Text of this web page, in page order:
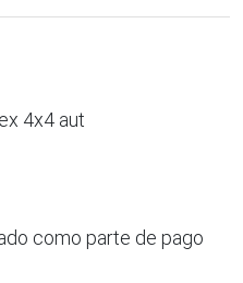
4x4 aut
como parte de pago